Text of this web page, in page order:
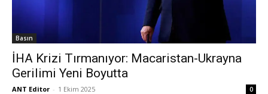
Basın
İHA Krizi Tırmanıyor: Macaristan-Ukrayna
Gerilimi Yeni Boyutta
ANT Editor - 1 Ekim 2025 0